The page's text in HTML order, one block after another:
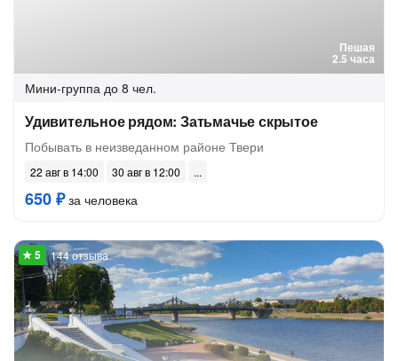
Пешая
2.5 часа
Мини-группа до 8 чел.
Удивительное рядом: Затьмачье скрытое
Побывать в неизведанном районе Твери
22 авг в 14:00 30 авг в 12:00
650 ₽за человека
144 отзыва